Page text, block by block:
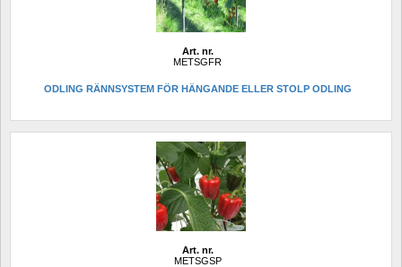
Art. nr.
METSGFR
ODLING RÄNNSYSTEM FÖR HÄNGANDE ELLER STOLP ODLING
Art. nr.
METSGSP